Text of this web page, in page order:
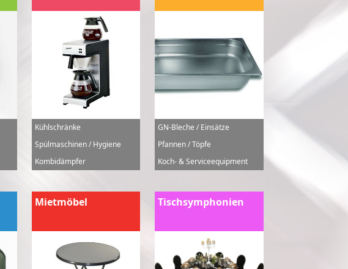
Kühlschränke
Spülmaschinen / Hygiene
Kombidämpfer
GN-Bleche / Einsätze
Pfannen / Töpfe
Koch- & Serviceequipment
Mietmöbel Tischsymphonien